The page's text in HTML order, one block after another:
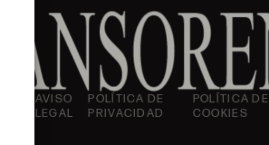
AVISO
LEGAL
POLÍTICA DE
PRIVACIDAD
POLÍTICA DE
COOKIES